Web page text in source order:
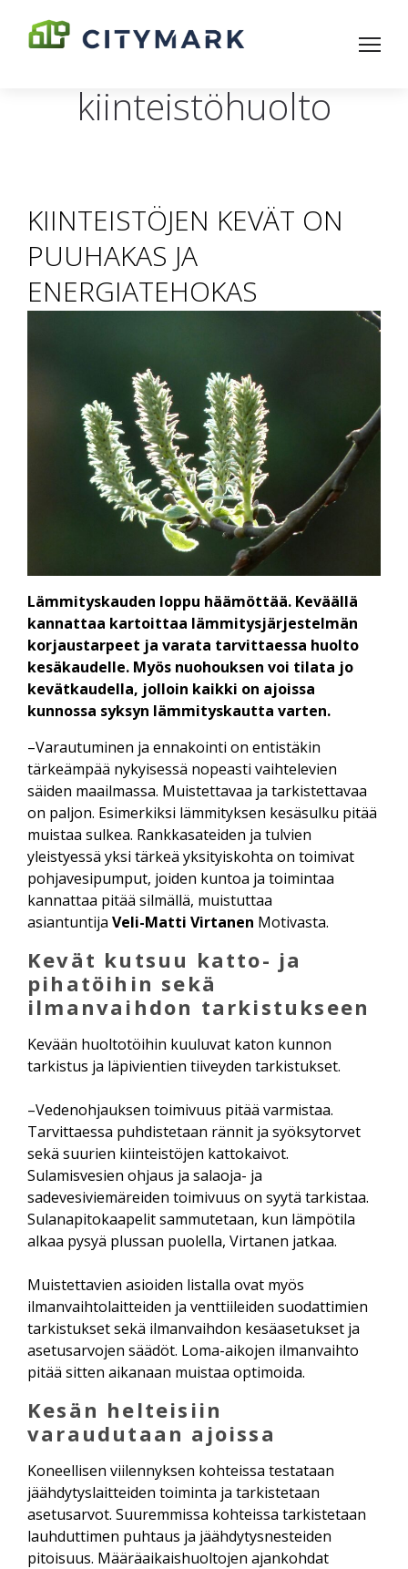
kiinteistöhuolto
KIINTEISTÖJEN KEVÄT ON
PUUHAKAS JA
ENERGIATEHOKAS
Lämmityskauden loppu häämöttää. Keväällä
kannattaa kartoittaa lämmitysjärjestelmän
korjaustarpeet ja varata tarvittaessa huolto
kesäkaudelle. Myös nuohouksen voi tilata jo
kevätkaudella, jolloin kaikki on ajoissa
kunnossa syksyn lämmityskautta varten.
–Varautuminen ja ennakointi on entistäkin
tärkeämpää nykyisessä nopeasti vaihtelevien
säiden maailmassa. Muistettavaa ja tarkistettavaa
on paljon. Esimerkiksi lämmityksen kesäsulku pitää
muistaa sulkea. Rankkasateiden ja tulvien
yleistyessä yksi tärkeä yksityiskohta on toimivat
pohjavesipumput, joiden kuntoa ja toimintaa
kannattaa pitää silmällä, muistuttaa
asiantuntija Veli-Matti Virtanen Motivasta.
Kevät kutsuu katto- ja
pihatöihin sekä
ilmanvaihdon tarkistukseen
Kevään huoltotöihin kuuluvat katon kunnon
tarkistus ja läpivientien tiiveyden tarkistukset.
–Vedenohjauksen toimivuus pitää varmistaa.
Tarvittaessa puhdistetaan rännit ja syöksytorvet
sekä suurien kiinteistöjen kattokaivot.
Sulamisvesien ohjaus ja salaoja- ja
sadevesiviemäreiden toimivuus on syytä tarkistaa.
Sulanapitokaapelit sammutetaan, kun lämpötila
alkaa pysyä plussan puolella, Virtanen jatkaa.
Muistettavien asioiden listalla ovat myös
ilmanvaihtolaitteiden ja venttiileiden suodattimien
tarkistukset sekä ilmanvaihdon kesäasetukset ja
asetusarvojen säädöt. Loma-aikojen ilmanvaihto
pitää sitten aikanaan muistaa optimoida.
Kesän helteisiin
varaudutaan ajoissa
Koneellisen viilennyksen kohteissa testataan
jäähdytyslaitteiden toiminta ja tarkistetaan
asetusarvot. Suuremmissa kohteissa tarkistetaan
lauhduttimen puhtaus ja jäähdytysnesteiden
pitoisuus. Määräaikaishuoltojen ajankohdat